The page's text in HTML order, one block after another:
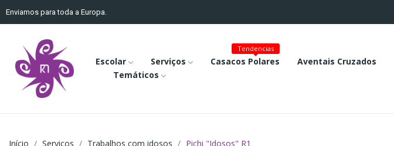
Enviamos para toda a Europa.
Escolar Serviços Casacos Polares
Tendencias
Aventais Cruzados
Temáticos
Início Serviços Trabalhos com idosos Pichi "Idosos" R1